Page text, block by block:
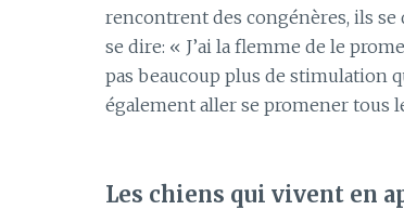
rencontrent des congénères, ils
se dire: « J’ai la flemme de le
pas beaucoup plus de stimulation
également aller se promener tous
Les chiens qui vivent en